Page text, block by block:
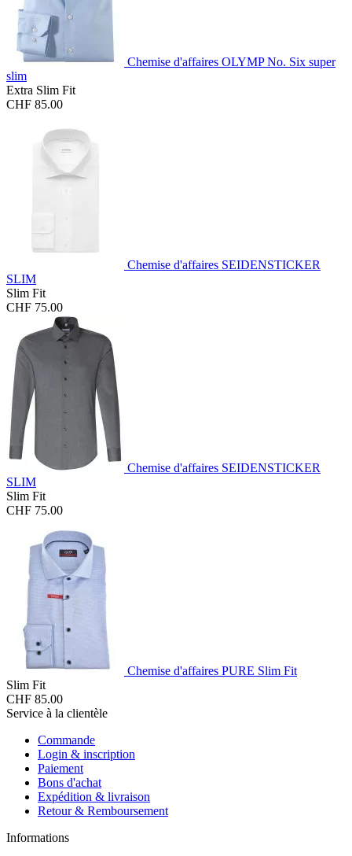
Chemise d'affaires OLYMP No. Six super
slim
Extra Slim Fit
CHF 85.00
Chemise d'affaires SEIDENSTICKER
SLIM
Slim Fit
CHF 75.00
Chemise d'affaires SEIDENSTICKER
SLIM
Slim Fit
CHF 75.00
Chemise d'affaires PURE Slim Fit
Slim Fit
CHF 85.00
Service à la clientèle
Commande
Login & inscription
Paiement
Bons d'achat
Expédition & livraison
Retour & Remboursement
Informations